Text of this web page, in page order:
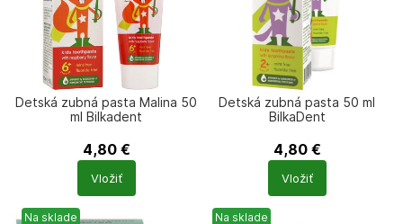
Detská zubná pasta Malina 50
ml Bilkadent
4,80 €
Počet
produktů
Vložiť
Detská zubná pasta 50 ml
BilkaDent
4,80 €
Počet
produktů
Vložiť
Na sklade Na sklade